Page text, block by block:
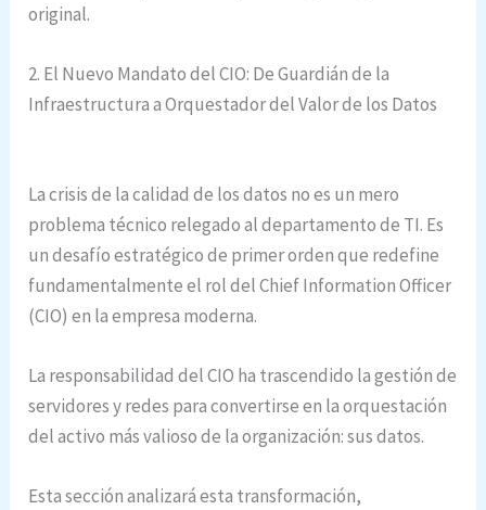
original.
2. El Nuevo Mandato del CIO: De Guardián de la
Infraestructura a Orquestador del Valor de los Datos
La crisis de la calidad de los datos no es un mero
problema técnico relegado al departamento de TI. Es
un desafío estratégico de primer orden que redefine
fundamentalmente el rol del Chief Information Officer
(CIO) en la empresa moderna.
La responsabilidad del CIO ha trascendido la gestión de
servidores y redes para convertirse en la orquestación
del activo más valioso de la organización: sus datos.
Esta sección analizará esta transformación,